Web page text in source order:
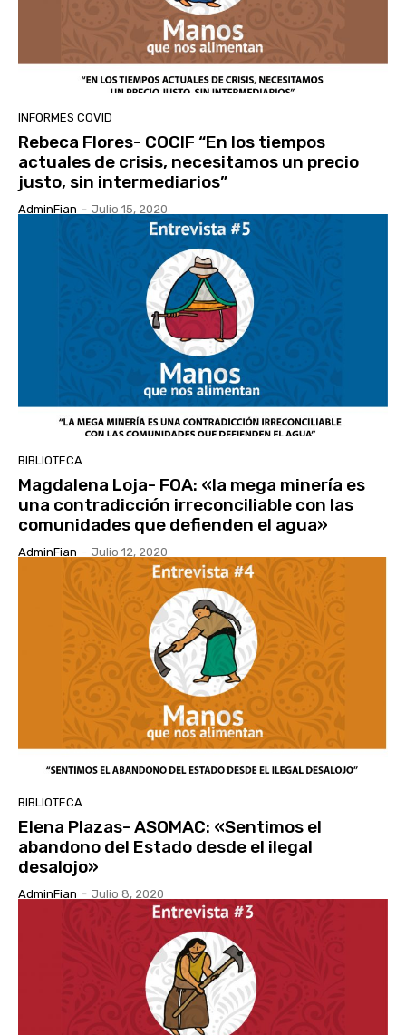
INFORMES COVID
Rebeca Flores- COCIF “En los tiempos
actuales de crisis, necesitamos un precio
justo, sin intermediarios”
AdminFian - Julio 15, 2020
BIBLIOTECA
Magdalena Loja- FOA: «la mega minería es
una contradicción irreconciliable con las
comunidades que defienden el agua»
AdminFian - Julio 12, 2020
BIBLIOTECA
Elena Plazas- ASOMAC: «Sentimos el
abandono del Estado desde el ilegal
desalojo»
AdminFian - Julio 8, 2020